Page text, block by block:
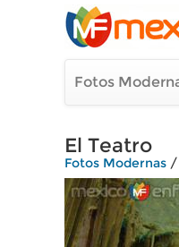
Fotos
El Teatro
Fotos Modernas /